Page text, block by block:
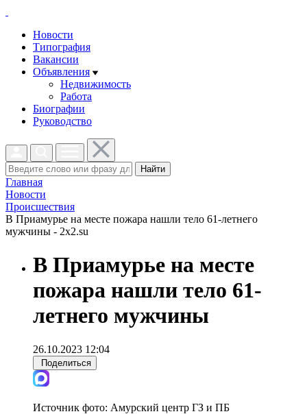
Новости
Типография
Вакансии
Объявления
Недвижимость
Работа
Биографии
Руководство
Найти
Главная
Новости
Проиcшествия
В Приамурье на месте пожара нашли тело 61-летнего
мужчины - 2x2.su
В Приамурье на месте
пожара нашли тело 61-
летнего мужчины
26.10.2023 12:04
Поделиться
Источник фото: Амурский центр ГЗ и ПБ